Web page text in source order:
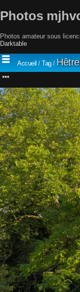
Photos
Photos amateur sous
Darktable
Accueil / Tag /